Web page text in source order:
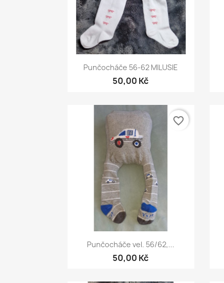
Rychlý náhled
Punčocháče 56-62 MILUSIE
50,00 Kč
Rychlý náhled
Punčocháče vel. 56/62,...
50,00 Kč
favorite_border